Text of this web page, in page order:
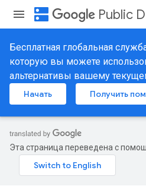
dns Public
Бесплатная глобальная
которую вы можете
альтернативы вашему
Начать Получить
Эта страница переведена с